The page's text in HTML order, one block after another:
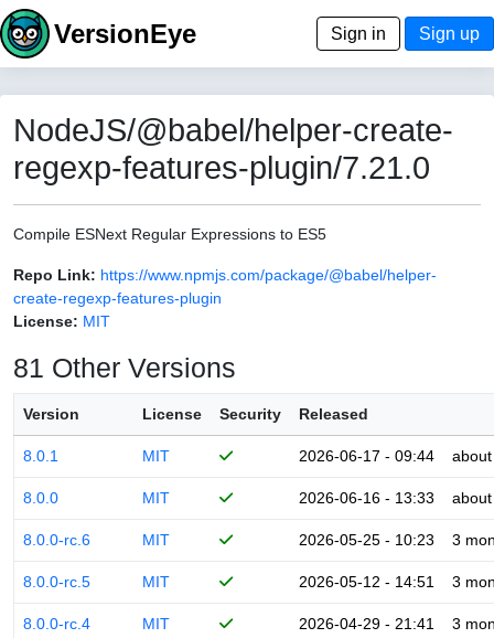
VersionEye Sign in Sign up
NodeJS/@babel/helper-create-
regexp-features-plugin/7.21.0
Compile ESNext Regular Expressions to ES5
Repo Link: https://www.npmjs.com/package/@babel/helper-
create-regexp-features-plugin
License: MIT
81 Other Versions
Version License Security Released
8.0.1 MIT 2026-06-17 - 09:44
8.0.0 MIT 2026-06-16 - 13:33
8.0.0-rc.6 MIT 2026-05-25 - 10:23 3
8.0.0-rc.5 MIT 2026-05-12 - 14:51 3
8.0.0-rc.4 MIT 2026-04-29 - 21:41 3